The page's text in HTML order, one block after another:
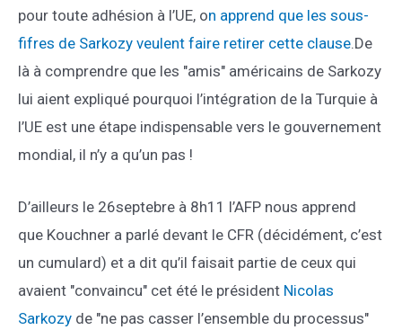
pour toute adhésion à l’UE, on apprend que les sous-
fifres de Sarkozy veulent faire retirer cette clause.De
là à comprendre que les "amis" américains de Sarkozy
lui aient expliqué pourquoi l’intégration de la Turquie à
l’UE est une étape indispensable vers le gouvernement
mondial, il n’y a qu’un pas !
D’ailleurs le 26septebre à 8h11 l’AFP nous apprend
que Kouchner a parlé devant le CFR (décidément, c’est
un cumulard) et a dit qu’il faisait partie de ceux qui
avaient "convaincu" cet été le président Nicolas
Sarkozy de "ne pas casser l’ensemble du processus"